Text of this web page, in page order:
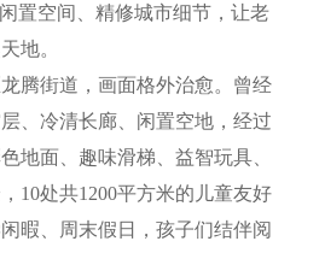
置空间、精修城市细节，让老
地。
街道，画面格外治愈。曾经
、冷清长廊、闲置空地，经过
地面、趣味滑梯、益智玩具、
10处共1200平方米的儿童友好
暇、周末假日，孩子们结伴阅